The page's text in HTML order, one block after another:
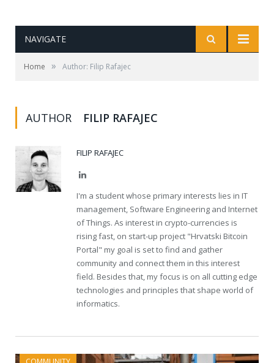
NAVIGATE
Home » Author: Filip Rafajec
AUTHOR FILIP RAFAJEC
FILIP RAFAJEC
LinkedIn
I'm a student whose primary interests lies in IT
management, Software Engineering and Internet
of Things. As interest in crypto-currencies is
rising fast, on start-up project "Hrvatski Bitcoin
Portal" my goal is set to find and gather
community and connect them in this interest
field. Besides that, my focus is on all cutting edge
technologies and principles that shape world of
informatics.